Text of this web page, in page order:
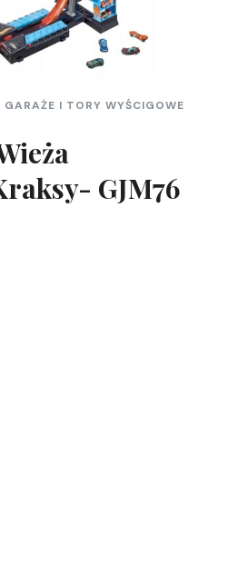
GARAŻE I TORY WYŚCIGOWE
GJM76